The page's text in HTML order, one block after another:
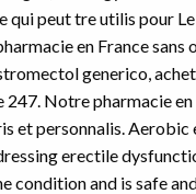
peut tre utilis pour
en France sans
generico,
247. Notre pharmacie
et personnalis. Aerobic
erectile
condition and is safe